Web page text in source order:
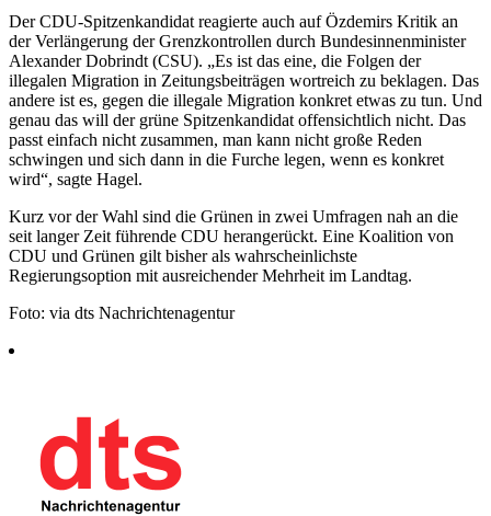
Der CDU-Spitzenkandidat reagierte auch auf Özdemirs Kritik an
der Verlängerung der Grenzkontrollen durch Bundesinnenminister
Alexander Dobrindt (CSU). „Es ist das eine, die Folgen der
illegalen Migration in Zeitungsbeiträgen wortreich zu beklagen. Das
andere ist es, gegen die illegale Migration konkret etwas zu tun. Und
genau das will der grüne Spitzenkandidat offensichtlich nicht. Das
passt einfach nicht zusammen, man kann nicht große Reden
schwingen und sich dann in die Furche legen, wenn es konkret
wird“, sagte Hagel.
Kurz vor der Wahl sind die Grünen in zwei Umfragen nah an die
seit langer Zeit führende CDU herangerückt. Eine Koalition von
CDU und Grünen gilt bisher als wahrscheinlichste
Regierungsoption mit ausreichender Mehrheit im Landtag.
Foto: via dts Nachrichtenagentur